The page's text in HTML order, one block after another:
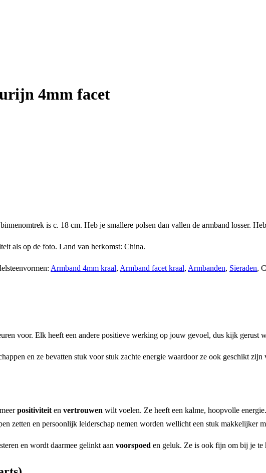
4mm facet
is c. 18 cm. Heb je smallere polsen dan vallen de armband losser.
als op de foto. Land van herkomst: China.
Armband 4mm kraal, Armband facet kraal, Armbanden, Sieraden,
voor. Elk heeft een andere positieve werking op jouw gevoel, dus kijk gerust
en ze bevatten stuk voor stuk zachte energie waardoor ze ook geschikt zijn
positiviteit en vertrouwen wilt voelen. Ze heeft een kalme, hoopvolle
zetten en persoonlijk leiderschap nemen worden wellicht een stuk makkelijker
en wordt daarmee gelinkt aan voorspoed en geluk. Ze is ook fijn om bij je te